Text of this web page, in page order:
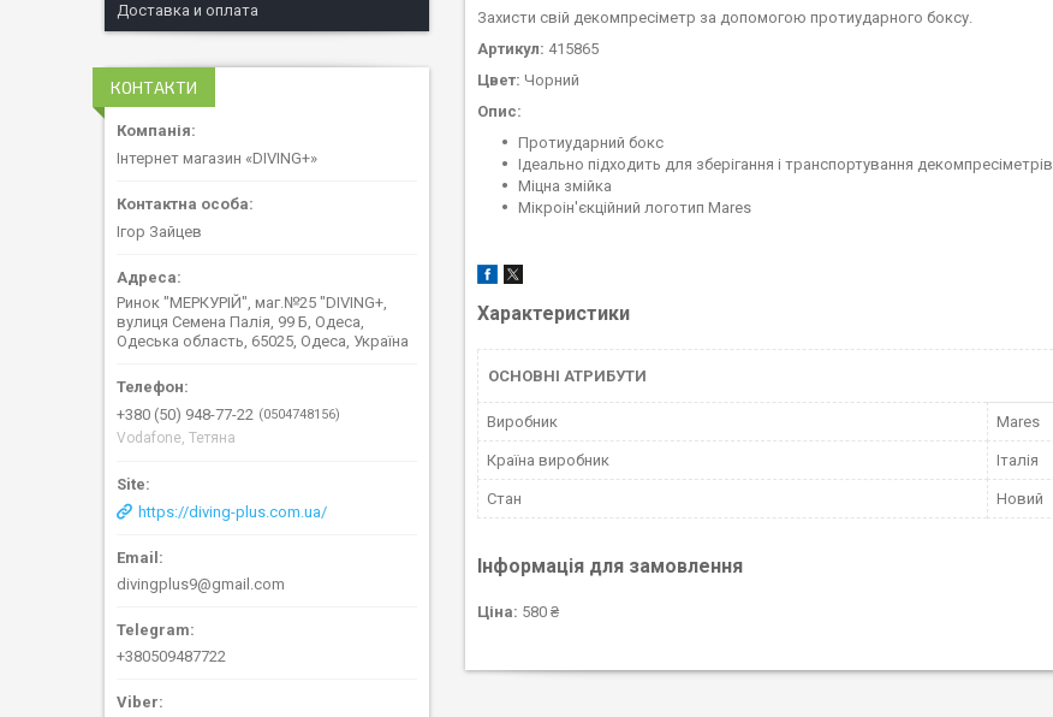
Захисти свій декомпресіметр за допомогою протиударного боксу.
Артикул: 415865
Цвет: Чорний
Опис:
Протиударний бокс
Ідеально підходить для зберігання і транспортування декомпресіметрів
Міцна змійка
Мікроін'єкційний логотип Mares
Характеристики
ОСНОВНІ АТРИБУТИ
Виробник Mares
Країна виробник Італія
Стан Новий
Інформація для замовлення
Ціна: 580 ₴
Доставка и оплата
КОНТАКТИ
Інтернет магазин «DIVING+»
Ігор Зайцев
Ринок "МЕРКУРІЙ", маг.№25 "DIVING+,
вулиця Семена Палія, 99 Б, Одеса,
Одеська область, 65025, Одеса, Україна
+380 (50) 948-77-22 0504748156
Vodafone, Тетяна
https://diving-plus.com.ua/
divingplus9@gmail.com
+380509487722